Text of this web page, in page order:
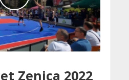
Zenica 2022